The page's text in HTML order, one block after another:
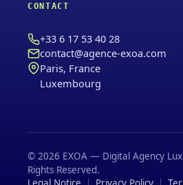
CONTACT
+33 6 17 53 40 28
contact@agence-exoa.com
Paris, France
Luxembourg
© 2026 EXOA — Digital Agency
Rights Reserved.